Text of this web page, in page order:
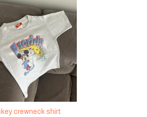
crewneck shirt